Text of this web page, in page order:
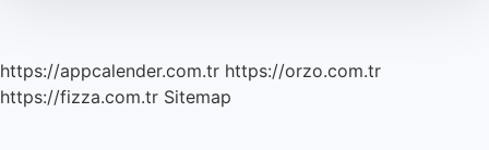
https://appcalender.com.tr https://orzo.com.tr
https://fizza.com.tr Sitemap